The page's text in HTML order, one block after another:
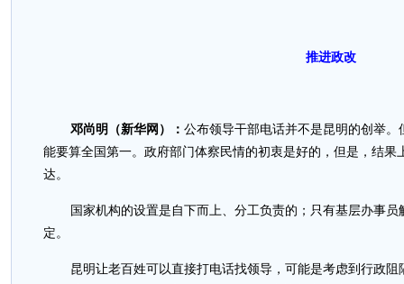
推进政改
邓尚明（新华网）： 公布领导干部电话并不是昆明的创举
能要算全国第一。政府部门体察民情的初衷是好的，但是，结果
达。
国家机构的设置是自下而上、分工负责的；只有基层办事
定。
昆明让老百姓可以直接打电话找领导，可能是考虑到行政